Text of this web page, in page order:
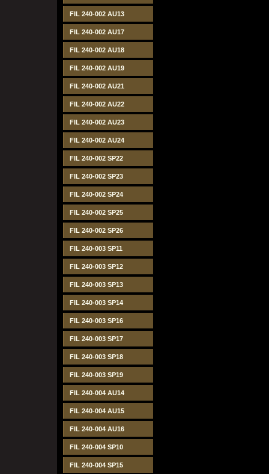
FIL 240-002 AU13
FIL 240-002 AU17
FIL 240-002 AU18
FIL 240-002 AU19
FIL 240-002 AU21
FIL 240-002 AU22
FIL 240-002 AU23
FIL 240-002 AU24
FIL 240-002 SP22
FIL 240-002 SP23
FIL 240-002 SP24
FIL 240-002 SP25
FIL 240-002 SP26
FIL 240-003 SP11
FIL 240-003 SP12
FIL 240-003 SP13
FIL 240-003 SP14
FIL 240-003 SP16
FIL 240-003 SP17
FIL 240-003 SP18
FIL 240-003 SP19
FIL 240-004 AU14
FIL 240-004 AU15
FIL 240-004 AU16
FIL 240-004 SP10
FIL 240-004 SP15